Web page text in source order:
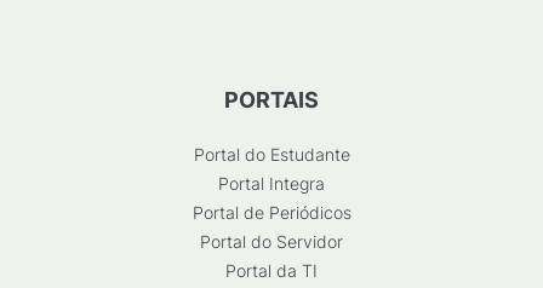
PORTAIS
Portal do Estudante
Portal Integra
Portal de Periódicos
Portal do Servidor
Portal da TI